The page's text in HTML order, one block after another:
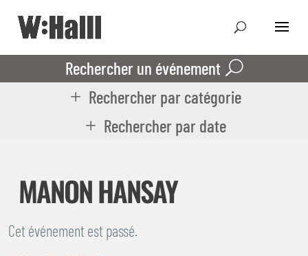
Rechercher un événement
Rechercher par catégorie
Rechercher par date
MANON HANSAY
Cet événement est passé.